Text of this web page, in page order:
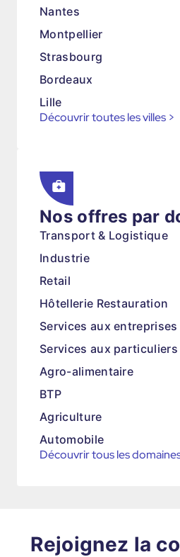
Nantes
Montpellier
Strasbourg
Bordeaux
Lille
Découvrir toutes les villes >
Nos offres par
Transport & Logistique
Industrie
Retail
Hôtellerie Restauration
Services aux entreprises
Services aux particuliers
Agro-alimentaire
BTP
Agriculture
Automobile
Découvrir tous les
Rejoignez la